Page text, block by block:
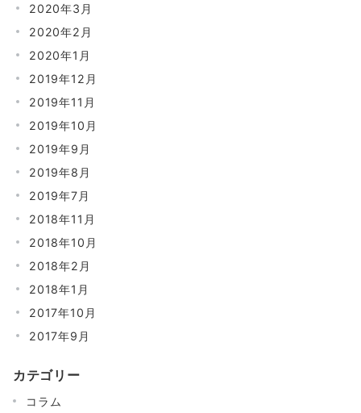
2020年3月
2020年2月
2020年1月
2019年12月
2019年11月
2019年10月
2019年9月
2019年8月
2019年7月
2018年11月
2018年10月
2018年2月
2018年1月
2017年10月
2017年9月
カテゴリー
コラム